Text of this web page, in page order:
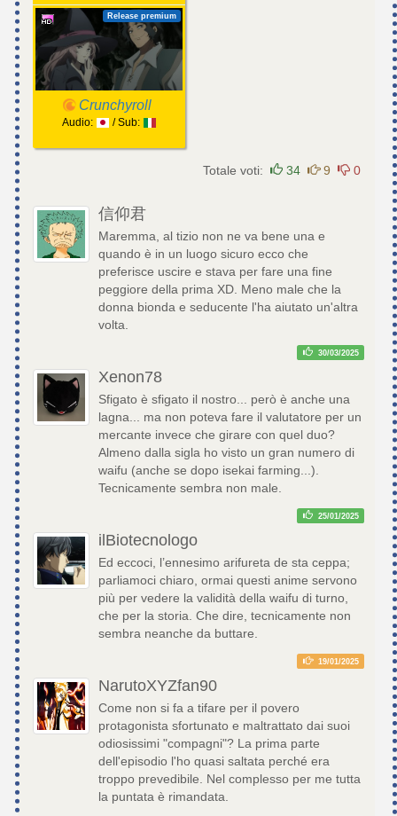
Release premium
Crunchyroll
Audio: / Sub:
Totale voti: 34 9 0
信仰君
Maremma, al tizio non ne va bene una e
quando è in un luogo sicuro ecco che
preferisce uscire e stava per fare una fine
peggiore della prima XD. Meno male che la
donna bionda e seducente l'ha aiutato un'altra
volta.
30/03/2025
Xenon78
Sfigato è sfigato il nostro... però è anche una
lagna... ma non poteva fare il valutatore per un
mercante invece che girare con quel duo?
Almeno dalla sigla ho visto un gran numero di
waifu (anche se dopo isekai farming...).
Tecnicamente sembra non male.
25/01/2025
ilBiotecnologo
Ed eccoci, l’ennesimo arifureta de sta ceppa;
parliamoci chiaro, ormai questi anime servono
più per vedere la validità della waifu di turno,
che per la storia. Che dire, tecnicamente non
sembra neanche da buttare.
19/01/2025
NarutoXYZfan90
Come non si fa a tifare per il povero
protagonista sfortunato e maltrattato dai suoi
odiosissimi "compagni"? La prima parte
dell'episodio l'ho quasi saltata perché era
troppo prevedibile. Nel complesso per me tutta
la puntata è rimandata.